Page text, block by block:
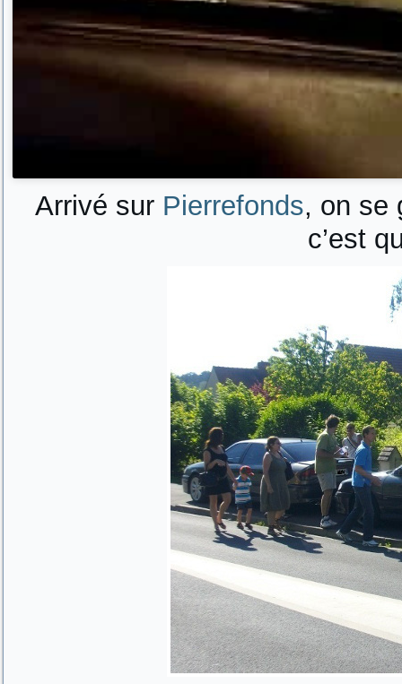
Arrivé sur Pierrefonds, on se
c’est